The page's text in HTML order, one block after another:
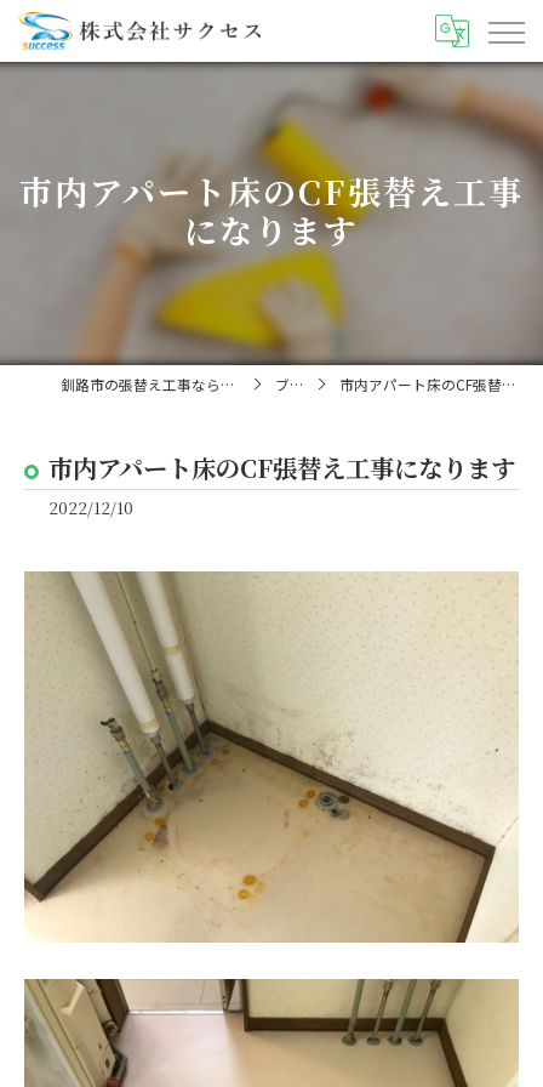
市内アパート床のCF張替え工事
になります
釧路市の張替え工事なら株式会社サクセス ブログ 市内アパート床のCF張替え工事になります
市内アパート床のCF張替え工事になります
2022/12/10